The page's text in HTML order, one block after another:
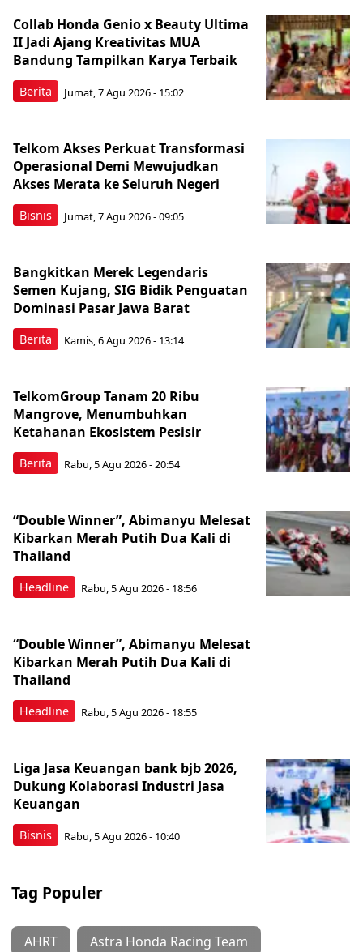
Berita
Collab Honda Genio x Beauty Ultima
II Jadi Ajang Kreativitas MUA
Bandung Tampilkan Karya Terbaik
Jumat, 7 Agu 2026 - 15:02
Bisnis
Telkom Akses Perkuat Transformasi
Operasional Demi Mewujudkan
Akses Merata ke Seluruh Negeri
Jumat, 7 Agu 2026 - 09:05
Berita
Bangkitkan Merek Legendaris
Semen Kujang, SIG Bidik Penguatan
Dominasi Pasar Jawa Barat
Kamis, 6 Agu 2026 - 13:14
Berita
TelkomGroup Tanam 20 Ribu
Mangrove, Menumbuhkan
Ketahanan Ekosistem Pesisir
Rabu, 5 Agu 2026 - 20:54
Headline
“Double Winner”, Abimanyu Melesat
Kibarkan Merah Putih Dua Kali di
Thailand
Rabu, 5 Agu 2026 - 18:56
Headline
“Double Winner”, Abimanyu Melesat
Kibarkan Merah Putih Dua Kali di
Thailand
Rabu, 5 Agu 2026 - 18:55
Bisnis
Liga Jasa Keuangan bank bjb 2026,
Dukung Kolaborasi Industri Jasa
Keuangan
Rabu, 5 Agu 2026 - 10:40
Tag Populer
AHRT Astra Honda Racing Team